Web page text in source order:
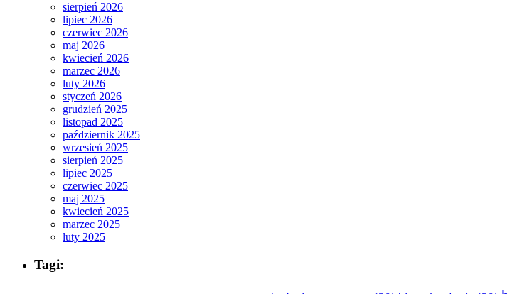
sierpień 2026
lipiec 2026
czerwiec 2026
maj 2026
kwiecień 2026
marzec 2026
luty 2026
styczeń 2026
grudzień 2025
listopad 2025
październik 2025
wrzesień 2025
sierpień 2025
lipiec 2025
czerwiec 2025
maj 2025
kwiecień 2025
marzec 2025
luty 2025
Tagi: